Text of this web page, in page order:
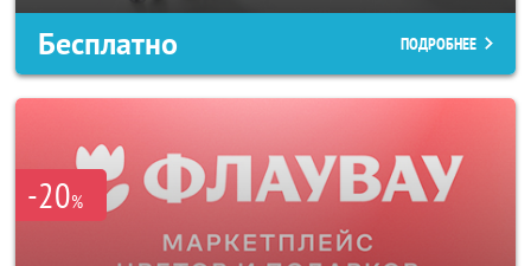
Бесплатно ПОДРОБНЕЕ
-20%